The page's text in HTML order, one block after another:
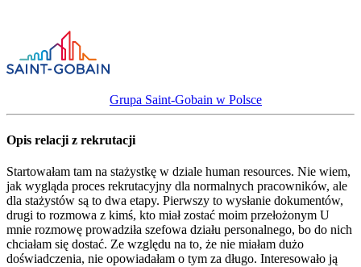
Grupa Saint-Gobain w Polsce
Opis relacji z rekrutacji
Startowałam tam na stażystkę w dziale human resources. Nie wiem,
jak wygląda proces rekrutacyjny dla normalnych pracowników, ale
dla stażystów są to dwa etapy. Pierwszy to wysłanie dokumentów,
drugi to rozmowa z kimś, kto miał zostać moim przełożonym U
mnie rozmowę prowadziła szefowa działu personalnego, bo do nich
chciałam się dostać. Ze względu na to, że nie miałam dużo
doświadczenia, nie opowiadałam o tym za długo. Interesowało ją